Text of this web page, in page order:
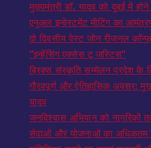
मुख्यमंत्री डॉ. यादव को दुबई में होने
एनुअल इन्वेस्टमेंट मीटिंग का
दो दिवसीय वेस्ट जोन रीजनल
"इन्हेंसिंग एक्सेस टू जस्टिस"
ब्रिक्स संस्कृति सम्मेलन प्रदेश के
गौरवपूर्ण और ऐतिहासिक अवसर:
यादव
जनविश्वास अभियान को नागरिकों
सेवाओं और योजनाओं का अधिकतम